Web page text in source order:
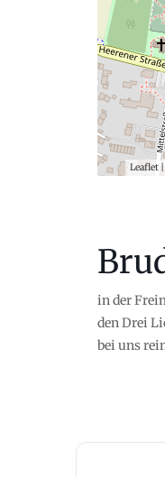
Leaflet
in der
den Drei
bei uns